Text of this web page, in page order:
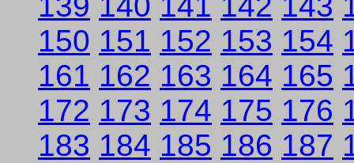
150 151 152 153 154
161 162 163 164 165
172 173 174 175 176
183 184 185 186 187